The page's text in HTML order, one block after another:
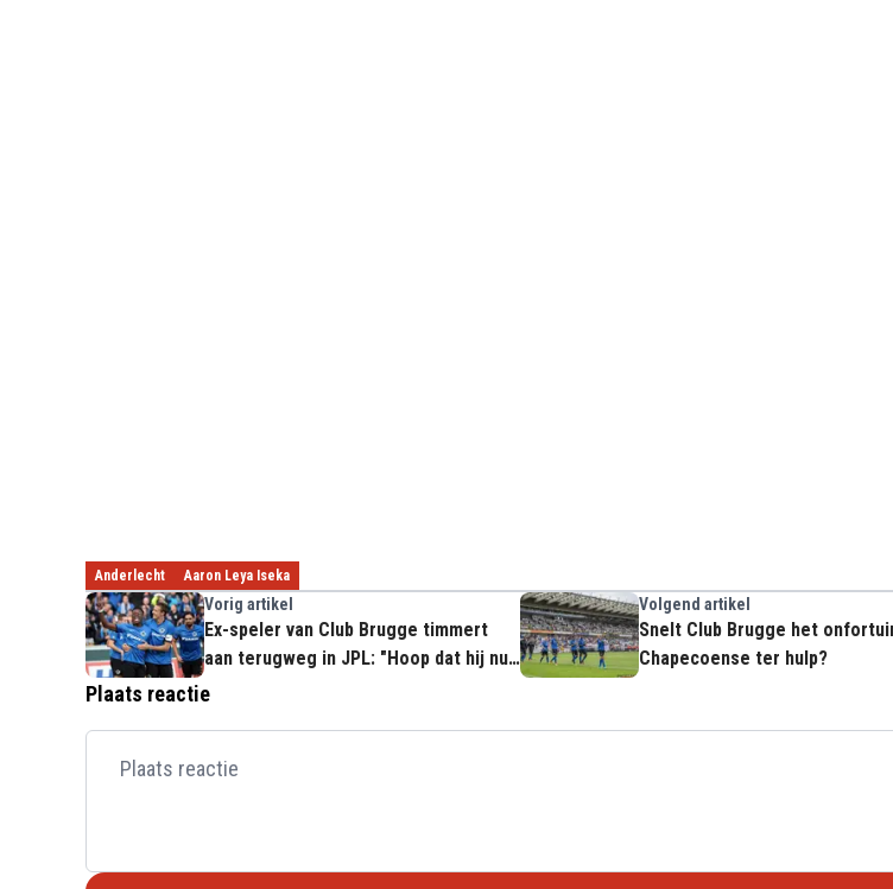
Anderlecht Aaron Leya Iseka
Vorig artikel
Ex-speler van Club Brugge timmert
aan terugweg in JPL: "Hoop dat hij nu
vertrokken is"
Volgend artikel
Snelt Club Brugge het
Chapecoense ter hulp?
Plaats reactie